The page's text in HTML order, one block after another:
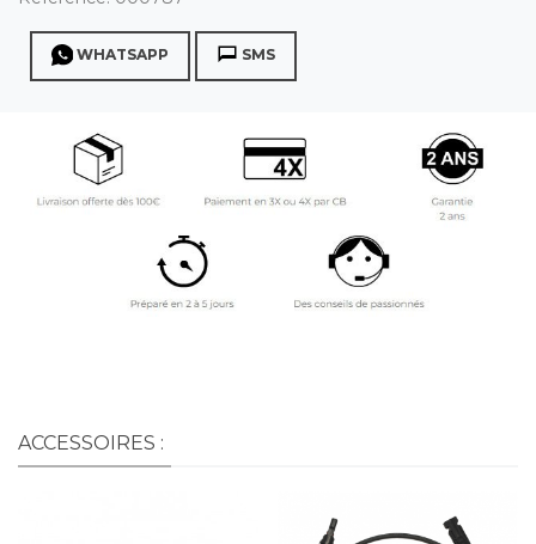
WHATSAPP SMS
ACCESSOIRES :